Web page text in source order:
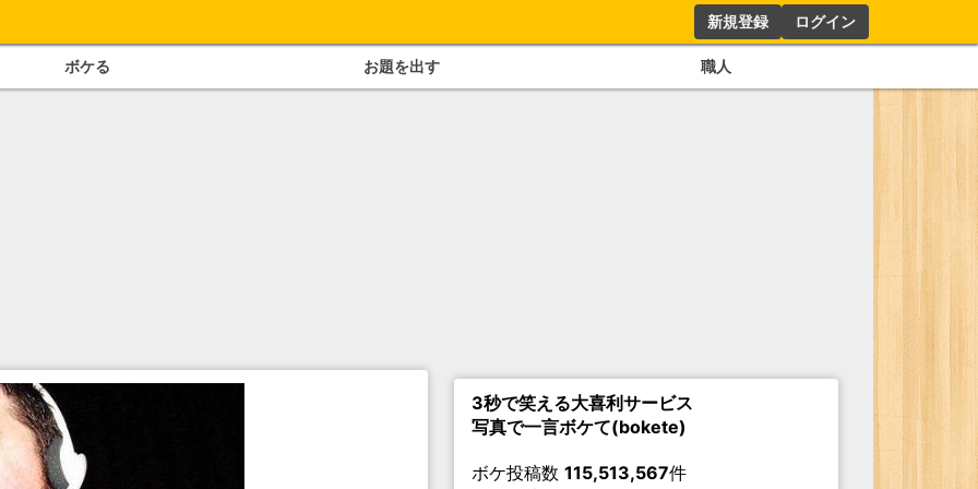
新規登録 ログイン
ボケる お題を出す 職人
3秒で笑える大喜利サービス
写真で一言ボケて(bokete)
ボケ投稿数 115,513,567件